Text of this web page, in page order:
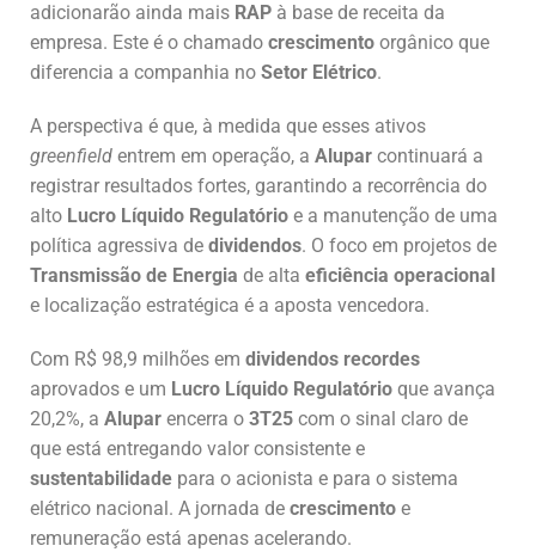
adicionarão ainda mais RAP à base de receita da
empresa. Este é o chamado crescimento orgânico que
diferencia a companhia no Setor Elétrico.
A perspectiva é que, à medida que esses ativos
greenfield entrem em operação, a Alupar continuará a
registrar resultados fortes, garantindo a recorrência do
alto Lucro Líquido Regulatório e a manutenção de uma
política agressiva de dividendos. O foco em projetos de
Transmissão de Energia de alta eficiência operacional
e localização estratégica é a aposta vencedora.
Com R$ 98,9 milhões em dividendos recordes
aprovados e um Lucro Líquido Regulatório que avança
20,2%, a Alupar encerra o 3T25 com o sinal claro de
que está entregando valor consistente e
sustentabilidade para o acionista e para o sistema
elétrico nacional. A jornada de crescimento e
remuneração está apenas acelerando.